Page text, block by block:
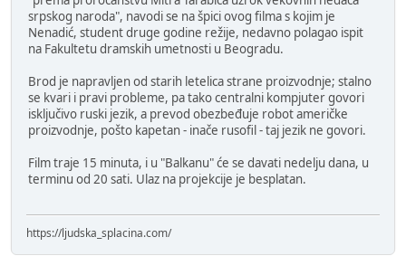
srpskog naroda", navodi se na špici ovog filma s kojim je
Nenadić, student druge godine režije, nedavno polagao ispit
na Fakultetu dramskih umetnosti u Beogradu.
Brod je napravljen od starih letelica strane proizvodnje; stalno
se kvari i pravi probleme, pa tako centralni kompjuter govori
isključivo ruski jezik, a prevod obezbeđuje robot američke
proizvodnje, pošto kapetan - inače rusofil - taj jezik ne govori.
Film traje 15 minuta, i u "Balkanu" će se davati nedelju dana, u
terminu od 20 sati. Ulaz na projekcije je besplatan.
https://ljudska_splacina.com/